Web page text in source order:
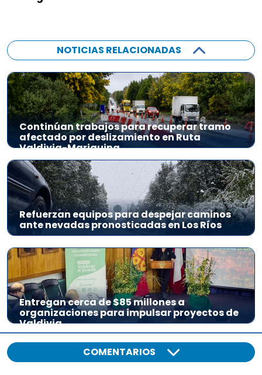
NOTICIAS RELACIONADAS
Continúan trabajos para recuperar tramo
afectado por deslizamiento en Ruta
Valdivia-Mariquina
Refuerzan equipos para despejar caminos
ante nevadas pronosticadas en Los Ríos
Entregan cerca de $85 millones a
organizaciones para impulsar proyectos de
Valdivia
COMENTARIOS